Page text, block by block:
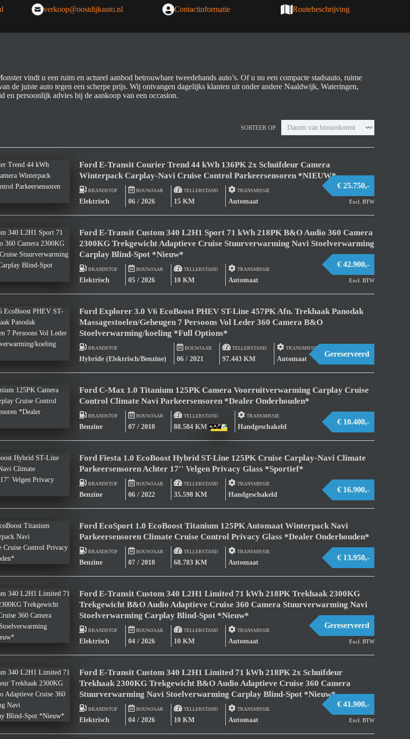
verkoop@oostdijkauto.nl Contactinformatie Routebeschrijving
vindt u een ruim en actueel aanbod betrouwbare tweedehands auto’s. Of u nu een compacte stadsauto, ruime
de juiste auto tegen een scherpe prijs. Wij ontvangen dagelijks klanten uit onder andere Naaldwijk, Wateringen,
persoonlijk advies bij de aankoop van een occasion.
SORTEER OP:
Ford E-Transit Courier Trend 44 kWh 136PK 2x Schuifdeur Camera
Winterpack Carplay-Navi Cruise Control Parkeersensoren *NIEUW*
€ 25.750,-
Excl. BTW
BRANDSTOF
Elektrisch
BOUWJAAR
06 / 2026
TELLERSTAND
15 KM
TRANSMISSIE
Automaat
Ford E-Transit Custom 340 L2H1 Sport 71 kWh 218PK B&O Audio 360 Camera
2300KG Trekgewicht Adaptieve Cruise Stuurverwarming Navi Stoelverwarming
Carplay Blind-Spot *Nieuw*
€ 42.900,-
Excl. BTW
BRANDSTOF
Elektrisch
BOUWJAAR
05 / 2026
TELLERSTAND
10 KM
TRANSMISSIE
Automaat
Ford Explorer 3.0 V6 EcoBoost PHEV ST-Line 457PK Afn. Trekhaak Panodak
Massagestoelen/Geheugen 7 Persoons Vol Leder 360 Camera B&O
Stoelverwarming/koeling *Full Options*
Gereserveerd
BRANDSTOF
Hybride (Elektrisch/Benzine)
BOUWJAAR
06 / 2021
TELLERSTAND
97.443 KM
TRANSMISSIE
Automaat
Ford C-Max 1.0 Titanium 125PK Camera Voorruitverwarming Carplay Cruise
Control Climate Navi Parkeersensoren *Dealer Onderhouden*
€ 10.400,-
BRANDSTOF
Benzine
BOUWJAAR
07 / 2018
TELLERSTAND
88.584 KM
TRANSMISSIE
Handgeschakeld
Ford Fiesta 1.0 EcoBoost Hybrid ST-Line 125PK Cruise Carplay-Navi Climate
Parkeersensoren Achter 17'' Velgen Privacy Glass *Sportief*
€ 16.900,-
BRANDSTOF
Benzine
BOUWJAAR
06 / 2022
TELLERSTAND
35.598 KM
TRANSMISSIE
Handgeschakeld
Ford EcoSport 1.0 EcoBoost Titanium 125PK Automaat Winterpack Navi
Parkeersensoren Climate Cruise Control Privacy Glass *Dealer Onderhouden*
€ 13.950,-
BRANDSTOF
Benzine
BOUWJAAR
07 / 2018
TELLERSTAND
68.783 KM
TRANSMISSIE
Automaat
Ford E-Transit Custom 340 L2H1 Limited 71 kWh 218PK Trekhaak 2300KG
Trekgewicht B&O Audio Adaptieve Cruise 360 Camera Stuurverwarming Navi
Stoelverwarming Carplay Blind-Spot *Nieuw*
Gereserveerd
Excl. BTW
BRANDSTOF
Elektrisch
BOUWJAAR
04 / 2026
TELLERSTAND
10 KM
TRANSMISSIE
Automaat
Ford E-Transit Custom 340 L2H1 Limited 71 kWh 218PK 2x Schuifdeur
Trekhaak 2300KG Trekgewicht B&O Audio Adaptieve Cruise 360 Camera
Stuurverwarming Navi Stoelverwarming Carplay Blind-Spot *Nieuw*
€ 41.900,-
Excl. BTW
BRANDSTOF
Elektrisch
BOUWJAAR
04 / 2026
TELLERSTAND
10 KM
TRANSMISSIE
Automaat